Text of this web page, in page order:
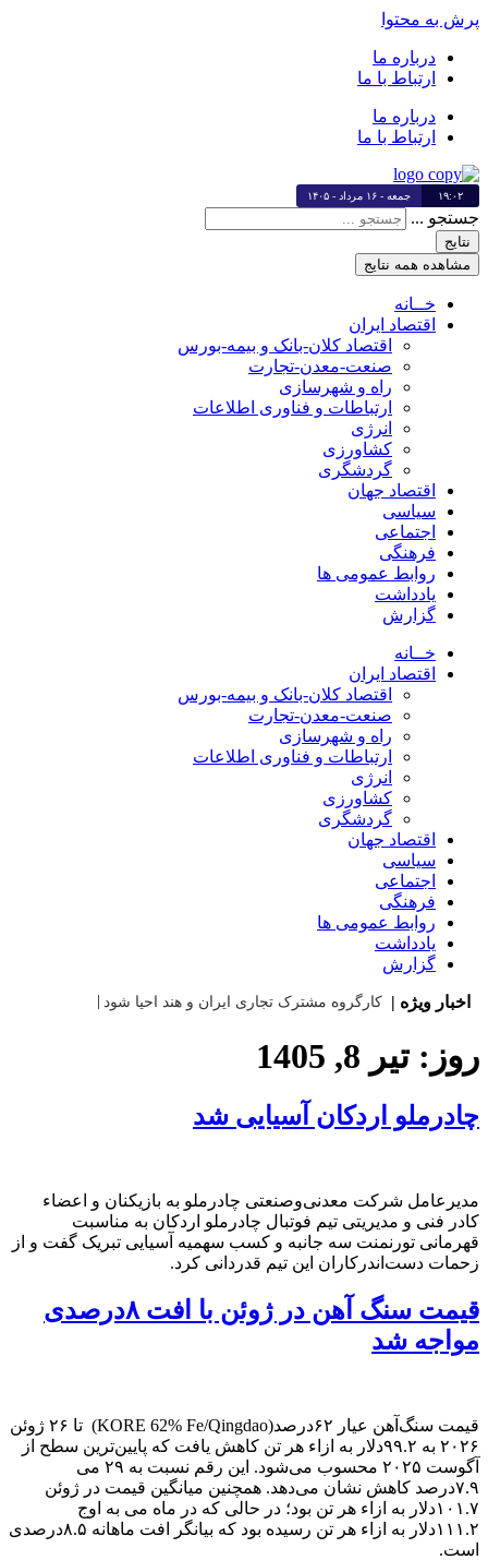
پرش به محتوا
درباره ما
ارتباط با ما
درباره ما
ارتباط با ما
۱۹:۰۲ جمعه - ۱۶ مرداد - ۱۴۰۵
جستجو ...
نتایج
مشاهده همه نتایج
خــانه
اقتصاد ایران
اقتصاد کلان-بانک و بیمه-بورس
صنعت-معدن-تجارت
راه و شهرسازی
ارتباطات و فناوری اطلاعات
انرژی
کشاورزی
گردشگری
اقتصاد جهان
سیاسی
اجتماعی
فرهنگی
روابط عمومی ها
یادداشت
گزارش
خــانه
اقتصاد ایران
اقتصاد کلان-بانک و بیمه-بورس
صنعت-معدن-تجارت
راه و شهرسازی
ارتباطات و فناوری اطلاعات
انرژی
کشاورزی
گردشگری
اقتصاد جهان
سیاسی
اجتماعی
فرهنگی
روابط عمومی ها
یادداشت
گزارش
اخبار ویژه | کارگروه مشترک تجاری ایران و هند احیا شود
روز:تیر 8, 1405
چادرملو اردکان آسیایی شد
مدیرعامل شرکت معدنی‌وصنعتی چادرملو به بازیکنان و اعضاء
کادر فنی و مدیریتی تیم فوتبال چادرملو اردکان به مناسبت
قهرمانی تورنمنت سه جانبه و کسب سهمیه آسیایی تبریک گفت و از
زحمات دست‌اندرکاران این تیم قدردانی کرد.
قیمت سنگ آهن در ژوئن با افت ۸درصدی
مواجه شد
قیمت سنگ‌آهن عیار ۶۲درصد(KORE 62% Fe/Qingdao) تا ۲۶ ژوئن
۲۰۲۶ به ۹۹.۲دلار به ازاء هر تن کاهش یافت که پایین‌ترین سطح از
آگوست ۲۰۲۵ محسوب می‌شود. این رقم نسبت به ۲۹ می
۷.۹درصد کاهش نشان می‌دهد. همچنین میانگین قیمت در ژوئن
۱۰۱.۷دلار به ازاء هر تن بود؛ در حالی که در ماه می به اوج
۱۱۱.۲دلار به ازاء هر تن رسیده بود که بیانگر افت ماهانه ۸.۵درصدی
است.